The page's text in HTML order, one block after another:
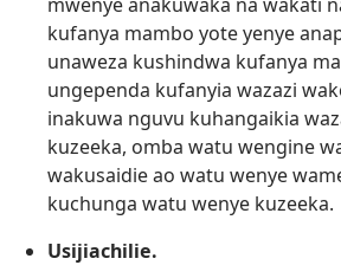
kufanya mambo yote yenye
unaweza kushindwa kufanya
ungependa kufanyia wazazi
inakuwa nguvu kuhangaikia
kuzeeka, omba watu wengine
wakusaidie ao watu wenye
kuchunga watu wenye kuzeeka.
Usijiachilie.